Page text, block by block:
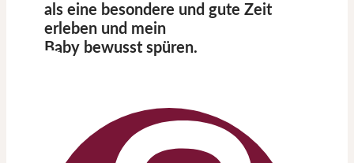
als eine besondere und gute Zeit
erleben und mein
Baby bewusst spüren.